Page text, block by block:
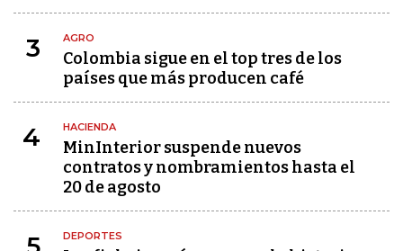
3 AGRO
Colombia sigue en el top tres de los
países que más producen café
4 HACIENDA
MinInterior suspende nuevos
contratos y nombramientos hasta el
20 de agosto
DEPORTES